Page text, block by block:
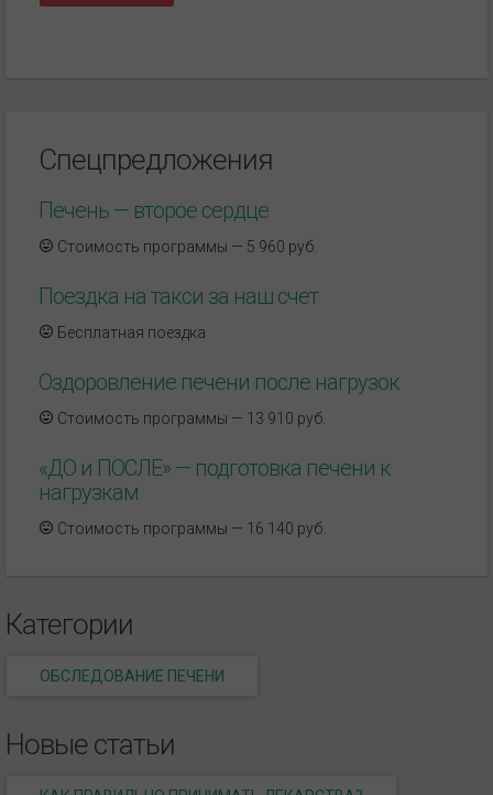
Спецпредложения
Печень — второе сердце
Стоимость программы — 5 960 руб.
Поездка на такси за наш счет
Бесплатная поездка
Оздоровление печени после нагрузок
Стоимость программы — 13 910 руб.
«ДО и ПОСЛЕ» — подготовка печени к
нагрузкам
Стоимость программы — 16 140 руб.
Категории
ОБСЛЕДОВАНИЕ ПЕЧЕНИ
Новые статьи